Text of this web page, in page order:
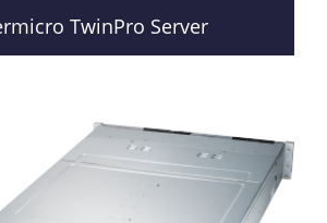
TwinPro Server